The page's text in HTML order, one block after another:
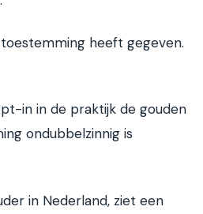
heeft gegeven.
in in de praktijk de gouden
ondubbelzinnig is
in Nederland, ziet een